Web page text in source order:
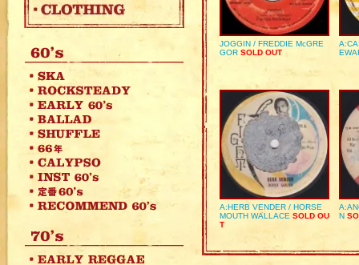
JOGGIN / FREDDIE McGRE
GOR SOLD OUT
A:HERB VENDER / HORSE
MOUTH WALLACE SOLD OU
T
N